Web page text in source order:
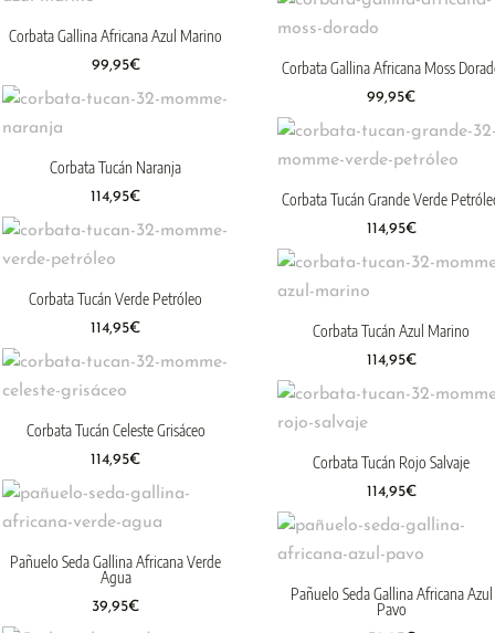
Corbata Gallina Africana Azul Marino
99,95€ Corbata Gallina Africana Moss
99,95€
Corbata Tucán Naranja
114,95€ Corbata Tucán Grande Verde
114,95€
Corbata Tucán Verde Petróleo
114,95€ Corbata Tucán Azul Marino
114,95€
Corbata Tucán Celeste Grisáceo
114,95€ Corbata Tucán Rojo Salvaje
114,95€
Pañuelo Seda Gallina Africana Verde
Agua
39,95€
Pañuelo Seda Gallina Africana Azul
Pavo